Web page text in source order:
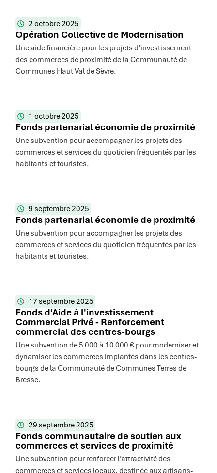
2 octobre 2025
Opération Collective de Modernisation
Une aide financière pour les projets d’investissement
des commerces de proximité de la Communauté de
Communes Haut Val de Sèvre.
1 octobre 2025
Fonds partenarial économie de proximité
Une subvention pour accompagner les projets des
commerces et services du quotidien fréquentés par les
habitants et touristes.
9 septembre 2025
Fonds partenarial économie de proximité
Une subvention pour accompagner les projets des
commerces et services du quotidien fréquentés par les
habitants et touristes.
17 septembre 2025
Fonds d'Aide à l'investissement
Commercial Privé - Renforcement
commercial des centres-bourgs
Une subvention de 5 000 à 10 000 € pour moderniser et
dynamiser les commerces implantés dans les centres-
bourgs de la Communauté de Communes Terres de
Bresse.
29 septembre 2025
Fonds communautaire de soutien aux
commerces et services de proximité
Une subvention pour renforcer l’attractivité des
commerces et services locaux, destinée aux artisans-